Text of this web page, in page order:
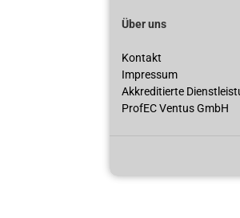
Über uns
Kontakt
Impressum
Akkreditierte
ProfEC Ventus GmbH